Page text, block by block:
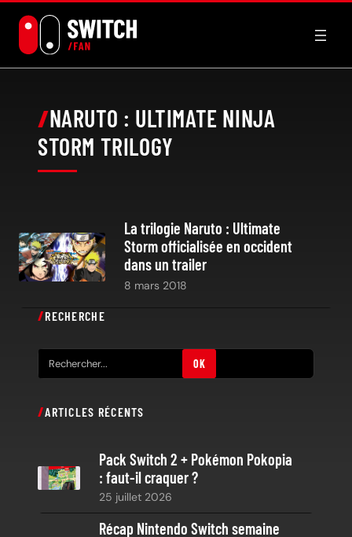
contenu
NARUTO : ULTIMATE NINJA
STORM TRILOGY
La trilogie Naruto : Ultimate
Storm officialisée en occident
dans un trailer
8 mars 2018
RECHERCHE
e
h
OK
ARTICLES RÉCENTS
Pack Switch 2 + Pokémon Pokopia
: faut-il craquer ?
25 juillet 2026
Récap Nintendo Switch semaine